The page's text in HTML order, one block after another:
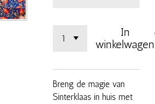
In
winkelwagen
Breng de magie van
Sinterklaas in huis met